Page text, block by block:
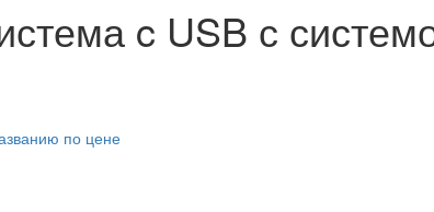
c USB с
по цене